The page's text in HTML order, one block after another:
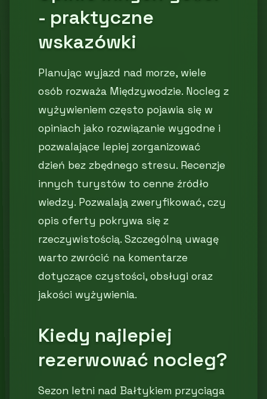
- praktyczne
wskazówki
Planując wyjazd nad morze, wiele
osób rozważa Międzywodzie. Nocleg z
wyżywieniem często pojawia się w
opiniach jako rozwiązanie wygodne i
pozwalające lepiej zorganizować
dzień bez zbędnego stresu. Recenzje
innych turystów to cenne źródło
wiedzy. Pozwalają zweryfikować, czy
opis oferty pokrywa się z
rzeczywistością. Szczególną uwagę
warto zwrócić na komentarze
dotyczące czystości, obsługi oraz
jakości wyżywienia.
Kiedy najlepiej
rezerwować nocleg?
Sezon letni nad Bałtykiem przyciąga